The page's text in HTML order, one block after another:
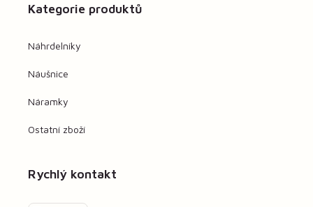
Kategorie produktů
Náhrdelníky
Náušnice
Náramky
Ostatní zboží
Rychlý kontakt